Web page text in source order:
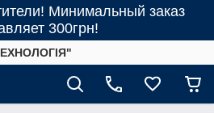
Минимальный заказ
300грн!